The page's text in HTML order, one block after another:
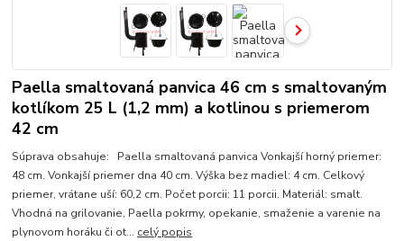
Paella smaltovaná panvica 46 cm s smaltovaným
kotlíkom 25 L (1,2 mm) a kotlinou s priemerom
42 cm
Súprava obsahuje: Paella smaltovaná panvica Vonkajší horný priemer:
48 cm. Vonkajší priemer dna 40 cm. Výška bez madiel: 4 cm. Celkový
priemer, vrátane uší: 60,2 cm. Počet porcii: 11 porcii. Materiál: smalt.
Vhodná na grilovanie, Paella pokrmy, opekanie, smaženie a varenie na
plynovom horáku či ot... celý popis